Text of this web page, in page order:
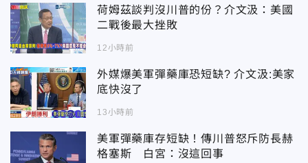
荷姆茲談判沒川普的份？介文汲：美國
二戰後最大挫敗
12小時前
外媒爆美軍彈藥庫恐短缺? 介文汲:美家
底快沒了
13小時前
美軍彈藥庫存短缺！傳川普怒斥防長赫
格塞斯 白宮：沒這回事